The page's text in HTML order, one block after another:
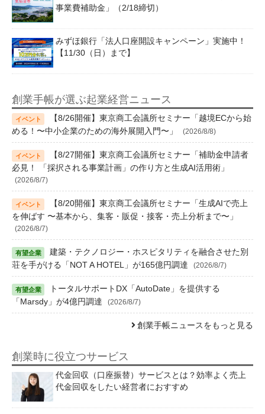
事業費補助金」（2/18締切）
みずほ銀行「法人口座開設キャンペーン」実施中！
【11/30（日）まで】
創業手帳が選ぶ起業経営ニュース
【8/26開催】東京商工会議所セミナー「越境ECから始
める！〜中小企業のための海外展開入門〜」
(2026/8/8)
【8/27開催】東京商工会議所セミナー「補助金申請者
必見！ 「採択される事業計画」の作り方と生成AI活用術」
(2026/8/7)
【8/20開催】東京商工会議所セミナー「生成AIで売上
を伸ばす 〜基本から、集客・販促・接客・売上分析まで〜」
(2026/8/7)
建築・テクノロジー・ホスピタリティを融合させた別
荘を手がける「NOT A HOTEL」が165億円調達
(2026/8/7)
トータルサポートDX「AutoDate」を提供する
「Marsdy」が4億円調達
(2026/8/7)
創業手帳ニュースをもっと見る
創業時に役立つサービス
代金回収（口座振替）サービスとは？効率よく売上
代金回収をしたい経営者におすすめ